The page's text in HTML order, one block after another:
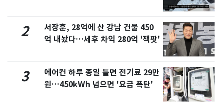
2
서장훈, 28억에 산 강남 건물 450
억 내놨다…세후 차익 280억 '잭팟'
3
에어컨 하루 종일 틀면 전기료 29만
원…450kWh 넘으면 '요금 폭탄'